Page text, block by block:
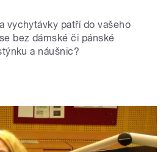
vychytávky patří do vašeho
bez dámské či pánské
a náušnic?